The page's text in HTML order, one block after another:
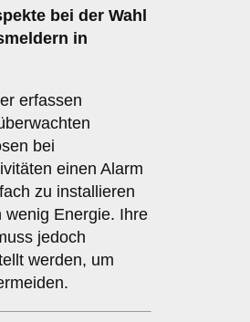
bei der Wahl
in
erfassen
bei
einen Alarm
zu installieren
wenig Energie. Ihre
jedoch
werden, um